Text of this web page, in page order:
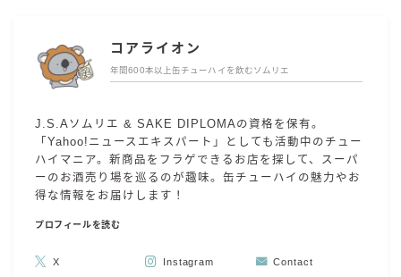
natura WATTA
ちゅらWATTA
その他メーカー
素滴しぼり
お得情報
コアライオン
年間600本以上缶チューハイを飲むソムリエ
J.S.Aソムリエ & SAKE DIPLOMAの資格を保有。
「Yahoo!ニュースエキスパート」としても活動中のチュー
ハイマニア。新商品をフラゲできるお店を探して、スーパ
ーのお酒売り場を巡るのが趣味。缶チューハイの魅力やお
得な情報をお届けします！
プロフィールを読む
X Instagram Contact